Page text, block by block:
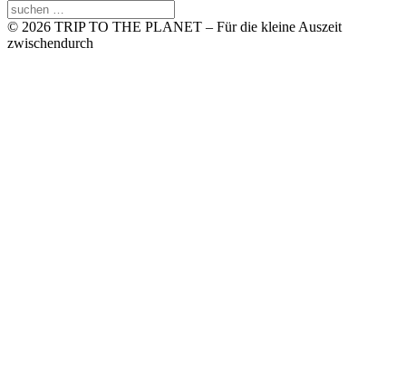
© 2026 TRIP TO THE PLANET – Für die kleine Auszeit
zwischendurch